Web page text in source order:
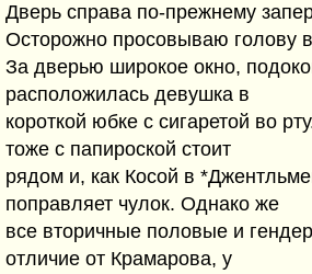
Дверь справа по-прежнему
Осторожно просовываю голову
За дверью широкое окно,
расположилась девушка в
короткой юбке с сигаретой во
тоже с папироской стоит
рядом и, как Косой в
поправляет чулок. Однако же
все вторичные половые и
отличие от Крамарова, у